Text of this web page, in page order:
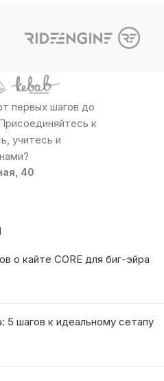
первых шагов до
к
учитесь и
40
о кайте CORE для биг-эйра
5 шагов к идеальному сетапу